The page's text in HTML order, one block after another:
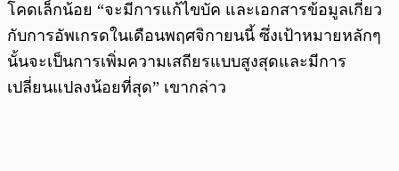
โคดเล็กน้อย “จะมีการแก้ไขบัค และเอกสารข้อมูลเกี่ยว
กับการอัพเกรดในเดือนพฤศจิกายนนี้ ซึ่งเป้าหมายหลักๆ
นั้นจะเป็นการเพิ่มความเสถียรแบบสูงสุดและมีการ
เปลี่ยนแปลงน้อยที่สุด” เขากล่าว